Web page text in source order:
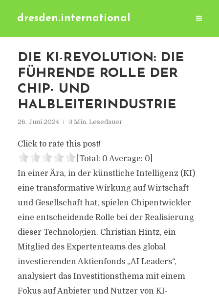
dresden.international
DIE KI-REVOLUTION: DIE
FÜHRENDE ROLLE DER
CHIP- UND
HALBLEITERINDUSTRIE
26. Juni 2024 3 Min. Lesedauer
Click to rate this post!
[Total: 0 Average: 0]
In einer Ära, in der künstliche Intelligenz (KI)
eine transformative Wirkung auf Wirtschaft
und Gesellschaft hat, spielen Chipentwickler
eine entscheidende Rolle bei der Realisierung
dieser Technologien. Christian Hintz, ein
Mitglied des Expertenteams des global
investierenden Aktienfonds „AI Leaders“,
analysiert das Investitionsthema mit einem
Fokus auf Anbieter und Nutzer von KI-